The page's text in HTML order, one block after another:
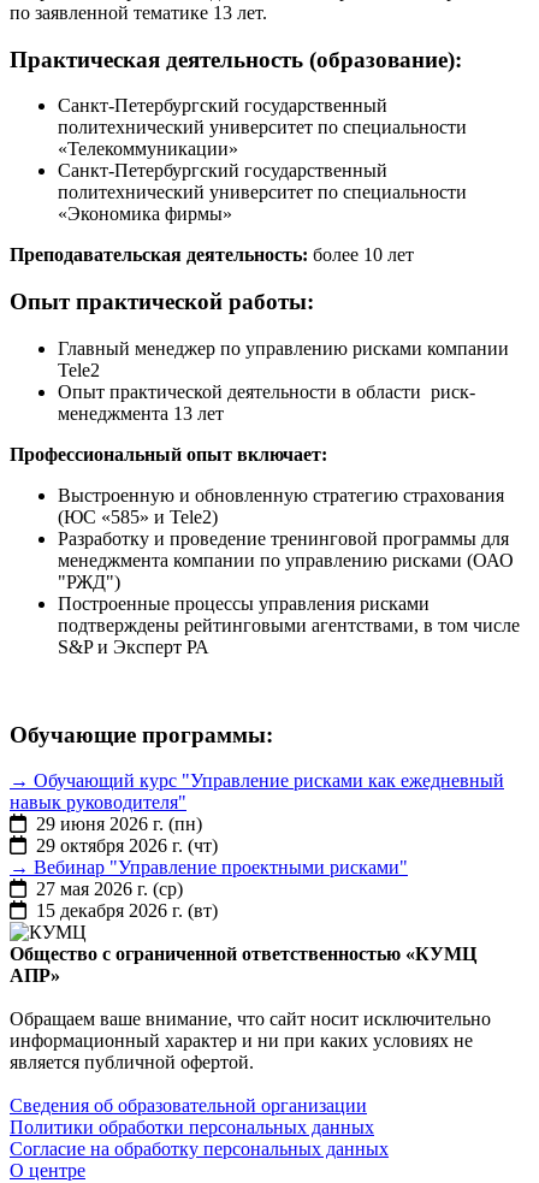
по заявленной тематике 13 лет.
Практическая деятельность (образование):
Санкт-Петербургский государственный
политехнический университет по специальности
«Телекоммуникации»
Санкт-Петербургский государственный
политехнический университет по специальности
«Экономика фирмы»
Преподавательская деятельность: более 10 лет
Опыт практической работы:
Главный менеджер по управлению рисками компании
Tele2
Опыт практической деятельности в области риск-
менеджмента 13 лет
Профессиональный опыт включает:
Выстроенную и обновленную стратегию страхования
(ЮС «585» и Tele2)
Разработку и проведение тренинговой программы для
менеджмента компании по управлению рисками (ОАО
"РЖД")
Построенные процессы управления рисками
подтверждены рейтинговыми агентствами, в том числе
S&P и Эксперт РА
Обучающие программы:
→ Обучающий курс "Управление рисками как ежедневный
навык руководителя"
29 июня 2026 г. (пн)
29 октября 2026 г. (чт)
→ Вебинар "Управление проектными рисками"
27 мая 2026 г. (ср)
15 декабря 2026 г. (вт)
Общество с ограниченной ответственностью «КУМЦ
АПР»
Обращаем ваше внимание, что сайт носит исключительно
информационный характер и ни при каких условиях не
является публичной офертой.
Сведения об образовательной организации
Политики обработки персональных данных
Согласие на обработку персональных данных
О центре